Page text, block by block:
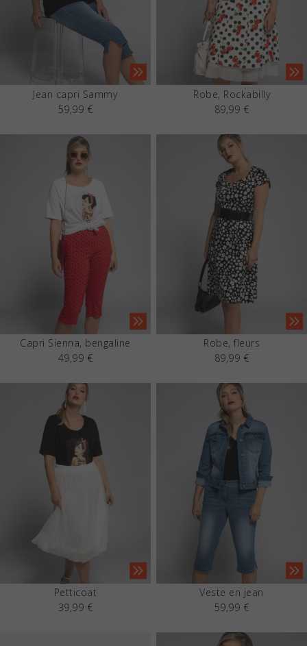
Jean capri Sammy
59,99 €
Robe, Rockabilly
89,99 €
Capri Sienna, bengaline
49,99 €
Robe, fleurs
89,99 €
Petticoat
39,99 €
Veste en jean
59,99 €